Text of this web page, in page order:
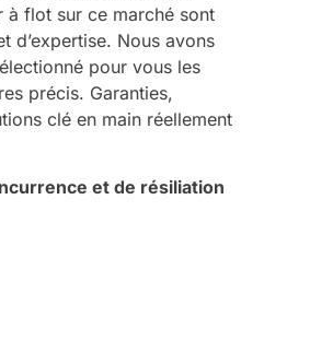
à flot sur ce marché sont
d’expertise. Nous avons
pour vous les
précis. Garanties,
clé en main réellement
et de résiliation